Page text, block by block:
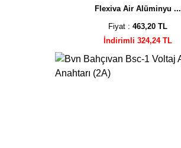
Flexiva Air Alüminyu ...
Fiyat :463,20 TL
İndirimli 324,24 TL